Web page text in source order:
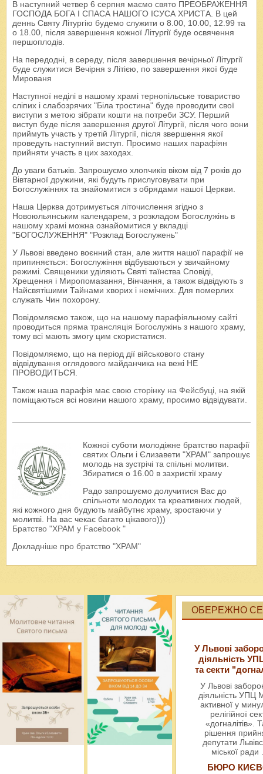
В наступний четвер 6 серпня маємо свято ПРЕОБРАЖЕННЯ
ГОСПОДА БОГА І СПАСА НАШОГО ІСУСА ХРИСТА. В цей
деннь Святу Літургію будемо служити о 8.00, 10.00, 12.99 та
о 18.00, після завершення кожної Літургії буде освячення
першоплодів.
На передодні, в середу, після завершення вечірньої Літургії
буде служитися Вечірня з Літією, по завершення якої буде
Мированя
Наступної неділі в нашому храмі тернопільське товариство
сліпих і слабозрячих "Біла тростина" буде проводити свої
виступи з метою зібрати кошти на потреби ЗСУ. Перший
виступ буде після завершення другої Літургії, після чого вони
приймуть участь у третій Літургії, після звершення якої
проведуть наступний виступ. Просимо наших парафіян
прийняти участь в цих заходах.
До уваги батьків. Запрошуємо хлопчиків віком від 7 років до
Вівтарної дружини, які будуть прислуговувати при
Богослужіннях та знайомитися з обрядами нашої Церкви.
Наша Церква дотримується літочислення згідно з
Новоюльянським календарем, з розкладом Богослужінь в
нашому храмі можна ознайомитися у вкладці
"БОГОСЛУЖЕННЯ" "Розклад Богослужень"
У Львові введено воєнний стан, але життя нашої парафії не
припиняється: Богослужіння відбуваються у звичайному
режимі. Священики уділяють Святі таїнства Сповіді,
Хрещення і Миропомазання, Вінчання, а також відвідують з
Найсвятішими Тайнами хворих і немічних. Для померлих
служать Чин похорону.
Повідомляємо також, що на нашому парафіяльному сайті
проводиться пряма трансляція Богослужінь з нашого храму,
тому всі мають змогу цим скористатися.
Повідомляємо, що на період дії військового стану
відвідування оглядового майданчика на вежі НЕ
ПРОВОДИТЬСЯ.
Також наша парафія має свою сторінку на Фейсбуці, на якій
поміщаються всі новини нашого храму, просимо відвідувати.
Кожної суботи молодіжне братство парафії
святих Ольги і Єлизавети "ХРАМ" запрошує
молодь на зустрічі та спільні молитви.
Збиратися о 16.00 в захристії храму
Радо запрошуємо долучитися Вас до
спільноти молодих та креативних людей,
які кожного дня будують майбутнє храму, зростаючи у
молитві. На вас чекає багато цікавого)))
Братство "ХРАМ у Facebook "
Докладніше про братство "ХРАМ"
ОБЕРЕЖНО
У Львові
діяльність
та секти
У Львові
діяльність УПЦ
активної у
релігійної
«догналітів».
рішення
депутати
міської ради
БЮРО